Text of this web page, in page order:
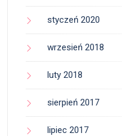
styczeń 2020
wrzesień 2018
luty 2018
sierpień 2017
lipiec 2017